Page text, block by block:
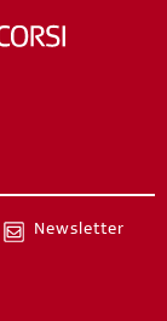
Newsletter